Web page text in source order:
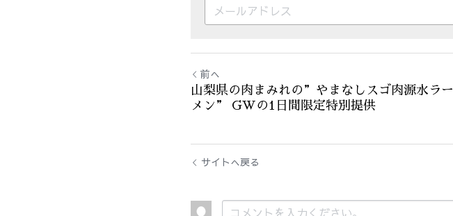
前へ
山梨県の肉まみれの”やまなしスゴ肉源水ラー
メン” GWの1日間限定特別提供
サイトへ戻る